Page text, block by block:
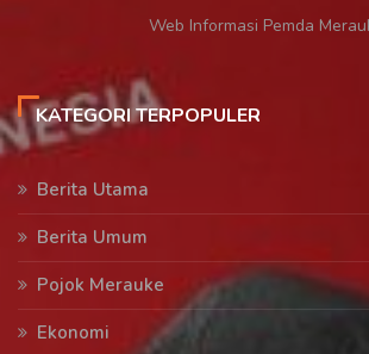
Web Informasi Pemda
KATEGORI TERPOPULER
Berita Utama
Berita Umum
Pojok Merauke
Ekonomi